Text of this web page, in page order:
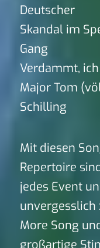
Deutscher
Skandal im
Gang
Verdammt,
Major Tom
Schilling
Mit diesen
Repertoire
jedes Event
unvergesslich
More Song